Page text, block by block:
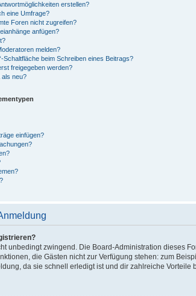
erstellen?
eine Umfrage?
Foren nicht zugreifen?
anfügen?
melden?
Schaltfläche beim Schreiben eines Beitrags?
freigegeben werden?
als neu?
einfügen?
unbedingt zwingend. Die Board-Administration dieses
die Gästen nicht zur Verfügung stehen: zum
da sie schnell erledigt ist und dir zahlreiche Vorteile